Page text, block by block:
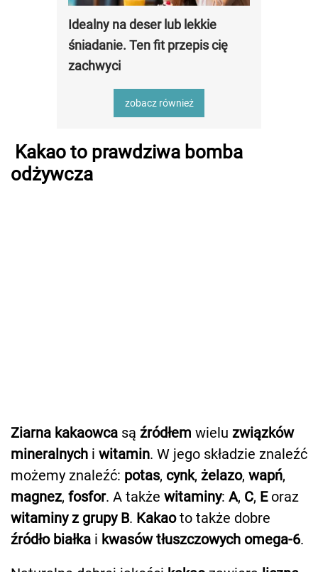
Idealny na deser lub lekkie
śniadanie. Ten fit przepis cię
zachwyci
zobacz również
Kakao to prawdziwa bomba
odżywcza
Ziarna kakaowca są źródłem wielu związków
mineralnych i witamin. W jego składzie znaleźć
możemy znaleźć: potas, cynk, żelazo, wapń,
magnez, fosfor. A także witaminy: A, C, Eoraz
witaminy z grupy B. Kakaoto także dobre
źródło białka i kwasów tłuszczowych omega-6.